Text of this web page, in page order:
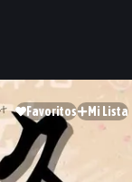
Favoritos Mi Lista